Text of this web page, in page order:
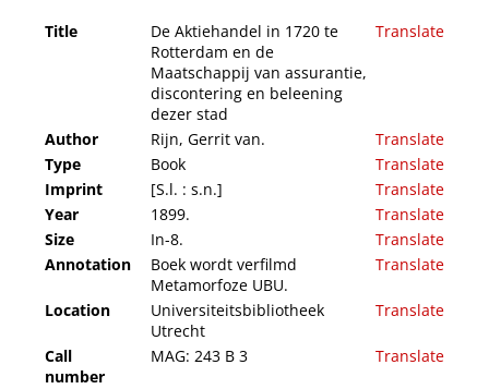
Title
De Aktiehandel in 1720 te
Rotterdam en de
Maatschappij van assurantie,
discontering en beleening
dezer stad
Translate
Author Rijn, Gerrit van.
Translate
Type
Book
Translate
Imprint
[S.l. : s.n.]
Translate
Year
1899.
Translate
Size
In-8.
Translate
Annotation
Boek wordt verfilmd
Metamorfoze UBU.
Translate
Location
Universiteitsbibliotheek
Utrecht
Translate
Call
number
MAG: 243 B 3 Translate